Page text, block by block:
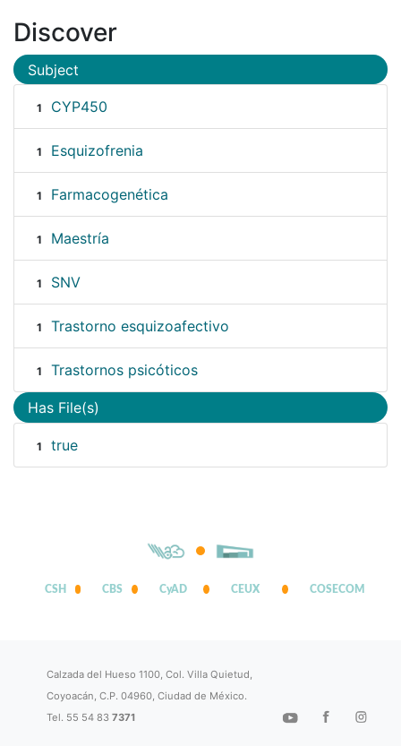
Discover
Subject
1 CYP450
1 Esquizofrenia
1 Farmacogenética
1 Maestría
1 SNV
1 Trastorno esquizoafectivo
1 Trastornos psicóticos
Has File(s)
1 true
CSH CBS CyAD CEUX COSECOM
Calzada del Hueso 1100, Col. Villa Quietud,
Coyoacán, C.P. 04960, Ciudad de México.
Tel. 55 54 837371